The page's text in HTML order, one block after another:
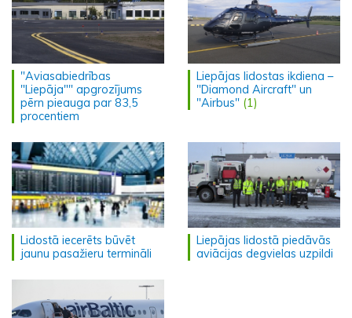
"Aviasabiedrības
"Liepāja"" apgrozījums
pērn pieauga par 83,5
procentiem
Liepājas lidostas ikdiena –
"Diamond Aircraft" un
"Airbus" (1)
Lidostā iecerēts būvēt
jaunu pasažieru termināli
Liepājas lidostā piedāvās
aviācijas degvielas uzpildi